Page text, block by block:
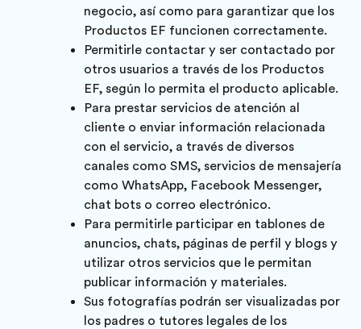
negocio, así como para garantizar que los
Productos EF funcionen correctamente.
Permitirle contactar y ser contactado por
otros usuarios a través de los Productos
EF, según lo permita el producto aplicable.
Para prestar servicios de atención al
cliente o enviar información relacionada
con el servicio, a través de diversos
canales como SMS, servicios de mensajería
como WhatsApp, Facebook Messenger,
chat bots o correo electrónico.
Para permitirle participar en tablones de
anuncios, chats, páginas de perfil y blogs y
utilizar otros servicios que le permitan
publicar información y materiales.
Sus fotografías podrán ser visualizadas por
los padres o tutores legales de los